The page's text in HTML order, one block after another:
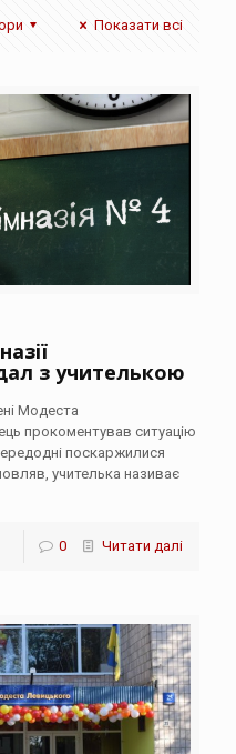
Показати всі
з учителькою
Модеста
прокоментував ситуацію
поскаржилися
учителька називає
0 Читати далі